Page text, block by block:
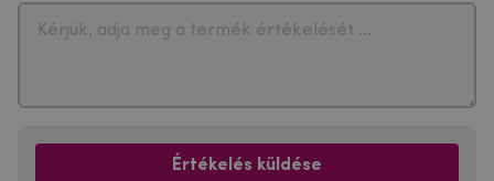
Értékelés küldése